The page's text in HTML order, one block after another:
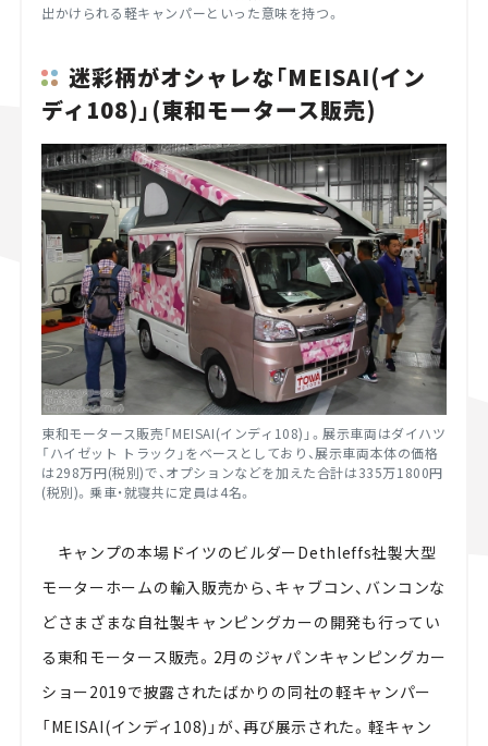
出かけられる軽キャンパーといった意味を持つ。
迷彩柄がオシャレな「MEISAI(イン
ディ108)」(東和モータース販売)
東和モータース販売「MEISAI(インディ108)」。展示車両はダイハツ
「ハイゼット トラック」をベースとしており、展示車両本体の価格
は298万円(税別)で、オプションなどを加えた合計は335万1800円
(税別)。乗車・就寝共に定員は4名。
キャンプの本場ドイツのビルダーDethleffs社製大型
モーターホームの輸入販売から、キャブコン、バンコンな
どさまざまな自社製キャンピングカーの開発も行ってい
る東和モータース販売。2月のジャパンキャンピングカー
ショー2019で披露されたばかりの同社の軽キャンパー
「MEISAI(インディ108)」が、再び展示された。軽キャン